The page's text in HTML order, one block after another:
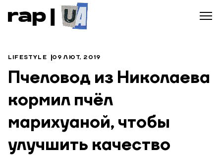
LIFESTYLE 09 ЛЮТ, 2019
Пчеловод из Николаева
кормил пчёл
марихуаной, чтобы
улучшить качество